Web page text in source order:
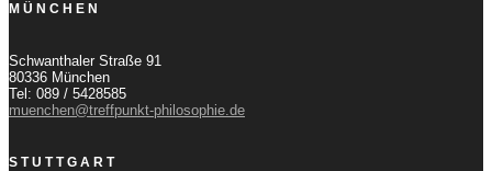
MÜNCHEN
Schwanthaler Straße 91
80336 München
Tel: 089 / 5428585
muenchen@treffpunkt-philosophie.de
STUTTGART